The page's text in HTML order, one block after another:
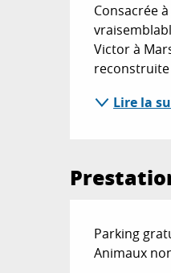
Consacrée
Victor à
reconstruite
Lire la
Parking
Animaux